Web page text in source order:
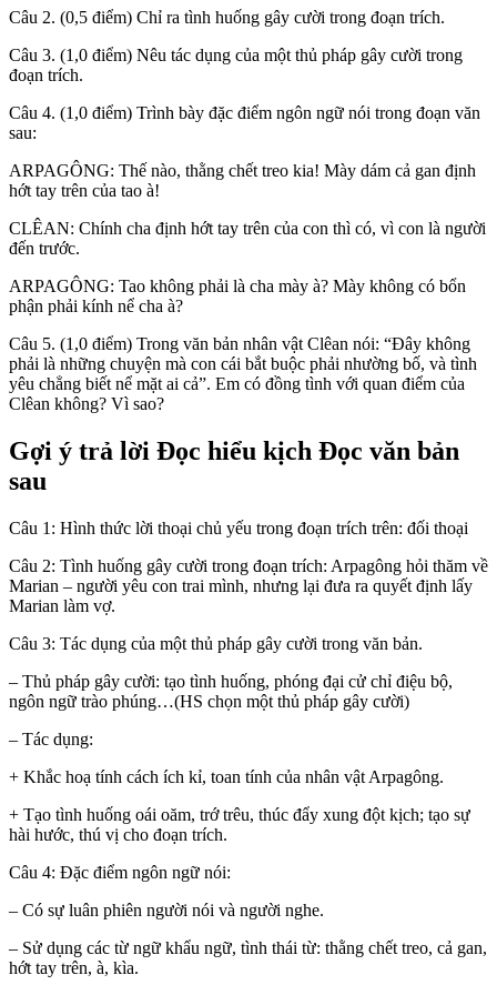
Câu 2. (0,5 điểm) Chỉ ra tình huống gây cười trong đoạn trích.
Câu 3. (1,0 điểm) Nêu tác dụng của một thủ pháp gây cười trong
đoạn trích.
Câu 4. (1,0 điểm) Trình bày đặc điểm ngôn ngữ nói trong đoạn văn
sau:
ARPAGÔNG: Thế nào, thằng chết treo kia! Mày dám cả gan định
hớt tay trên của tao à!
CLÊAN: Chính cha định hớt tay trên của con thì có, vì con là người
đến trước.
ARPAGÔNG: Tao không phải là cha mày à? Mày không có bổn
phận phải kính nể cha à?
Câu 5. (1,0 điểm) Trong văn bản nhân vật Clêan nói: “Đây không
phải là những chuyện mà con cái bắt buộc phải nhường bố, và tình
yêu chẳng biết nể mặt ai cả”. Em có đồng tình với quan điểm của
Clêan không? Vì sao?
Gợi ý trả lời Đọc hiểu kịch Đọc văn bản
sau
Câu 1: Hình thức lời thoại chủ yếu trong đoạn trích trên: đối thoại
Câu 2: Tình huống gây cười trong đoạn trích: Arpagông hỏi thăm về
Marian – người yêu con trai mình, nhưng lại đưa ra quyết định lấy
Marian làm vợ.
Câu 3: Tác dụng của một thủ pháp gây cười trong văn bản.
– Thủ pháp gây cười: tạo tình huống, phóng đại cử chỉ điệu bộ,
ngôn ngữ trào phúng…(HS chọn một thủ pháp gây cười)
– Tác dụng:
+ Khắc hoạ tính cách ích kỉ, toan tính của nhân vật Arpagông.
+ Tạo tình huống oái oăm, trớ trêu, thúc đẩy xung đột kịch; tạo sự
hài hước, thú vị cho đoạn trích.
Câu 4: Đặc điểm ngôn ngữ nói:
– Có sự luân phiên người nói và người nghe.
– Sử dụng các từ ngữ khẩu ngữ, tình thái từ: thằng chết treo, cả gan,
hớt tay trên, à, kìa.